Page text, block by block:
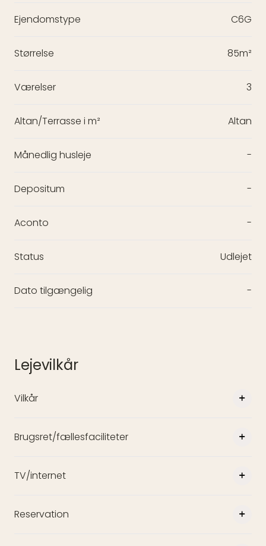
Ejendomstype C6G
Størrelse 85m²
Værelser 3
Altan/Terrasse i m² Altan
Månedlig husleje -
Depositum -
Aconto -
Status Udlejet
Dato tilgængelig -
Lejevilkår
Vilkår
Brugsret/fællesfaciliteter
TV/internet
Reservation